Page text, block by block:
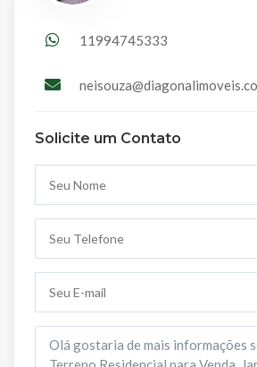
11994745333
Solicite um Contato